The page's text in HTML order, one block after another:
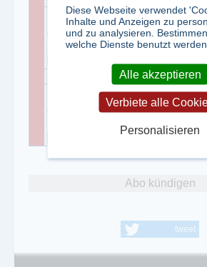
audimax Media-Team
0 911 23 77 9-40
0 911 23 77 9-44
0 911 20 49 39
Abo kündigen
tweet
Diese Webseite verwendet
Inhalte und Anzeigen zu
und zu analysieren.
welche Dienste benutzt
Alle akzeptieren
Verbiete alle
Personalisieren